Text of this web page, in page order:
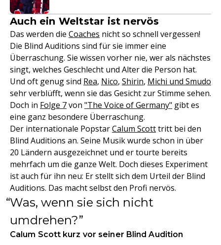
Auch ein Weltstar ist nervös
Das werden die Coaches nicht so schnell vergessen!
Die Blind Auditions sind für sie immer eine
Überraschung. Sie wissen vorher nie, wer als nächstes
singt, welches Geschlecht und Alter die Person hat.
Und oft genug sind Rea, Nico, Shirin, Michi und Smudo
sehr verblüfft, wenn sie das Gesicht zur Stimme sehen.
Doch in Folge 7von "The Voice of Germany" gibt es
eine ganz besondere Überraschung.
Der internationale PopstarCalum Scotttritt bei den
Blind Auditions an. Seine Musik wurde schon in über
20 Ländern ausgezeichnet und er tourte bereits
mehrfach um die ganze Welt. Doch dieses Experiment
ist auch für ihn neu: Er stellt sich dem Urteil der Blind
Auditions. Das macht selbst den Profi nervös.
Was, wenn sie sich nicht
umdrehen?
Calum Scott kurz vor seiner Blind Audition